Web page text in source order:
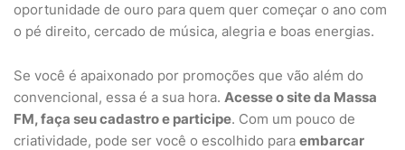
oportunidade de ouro para quem quer começar o ano com
o pé direito, cercado de música, alegria e boas energias.
Se você é apaixonado por promoções que vão além do
convencional, essa é a sua hora. Acesse o site da Massa
FM, faça seu cadastro e participe. Com um pouco de
criatividade, pode ser você o escolhido para embarcar